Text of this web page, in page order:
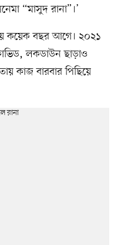
“মাসুদ রানা”।’
হয় কয়েক বছর আগে। ২০২১
লকডাউন ছাড়াও
কাজ বারবার পিছিয়ে